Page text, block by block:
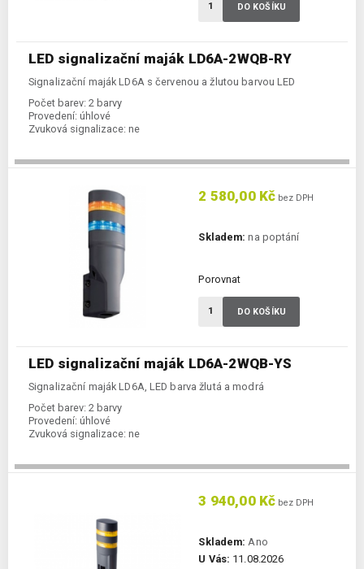
LED signalizační maják LD6A-2WQB-RY
Signalizační maják LD6A s červenou a žlutou barvou LED
Počet barev: 2 barvy
Provedení: úhlové
Zvuková signalizace: ne
DO KOŠÍKU
LED signalizační maják LD6A-2WQB-YS
Signalizační maják LD6A, LED barva žlutá a modrá
Počet barev: 2 barvy
Provedení: úhlové
Zvuková signalizace: ne
2 580,00 Kč bez DPH
Skladem: na poptání
Porovnat
DO KOŠÍKU
3 940,00 Kč bez DPH
Skladem: Ano
U Vás: 11.08.2026